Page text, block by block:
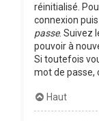
réinitialisé.
connexion
passe. Suivez
pouvoir à
Si toutefois
mot de passe,
Haut